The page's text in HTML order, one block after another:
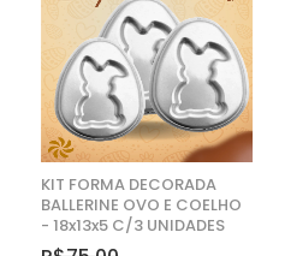
KIT FORMA DECORADA
BALLERINE OVO E COELHO
- 18x13x5 C/3 UNIDADES